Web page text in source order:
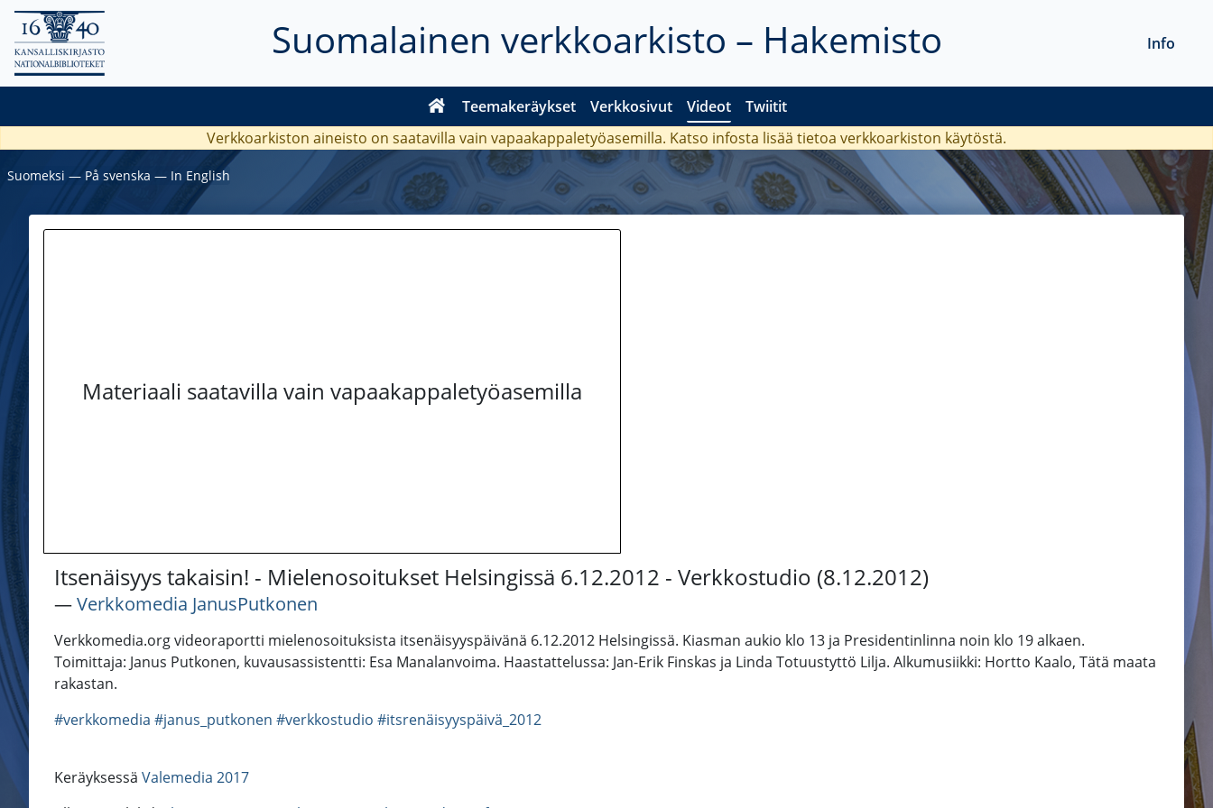
Suomalainen verkkoarkisto – Hakemisto
Teemakeräykset Verkkosivut Videot Twiitit
Info
Verkkoarkiston aineisto on saatavilla vain vapaakappaletyöasemilla. Katso infosta lisää tietoa verkkoarkiston käytöstä.
Suomeksi ― På svenska ― In English
Materiaali saatavilla vain vapaakappaletyöasemilla
Itsenäisyys takaisin! - Mielenosoitukset Helsingissä 6.12.2012 - Verkkostudio (8.12.2012)
―Verkkomedia JanusPutkonen
Verkkomedia.org videoraportti mielenosoituksista itsenäisyyspäivänä 6.12.2012 Helsingissä. Kiasman aukio klo 13 ja Presidentinlinna noin klo 19 alkaen.
Toimittaja: Janus Putkonen, kuvausassistentti: Esa Manalanvoima. Haastattelussa: Jan-Erik Finskas ja Linda Totuustyttö Lilja. Alkumusiikki: Hortto Kaalo, Tätä maata
rakastan.
#verkkomedia #janus_putkonen #verkkostudio #itsrenäisyyspäivä_2012
Keräyksessä Valemedia 2017